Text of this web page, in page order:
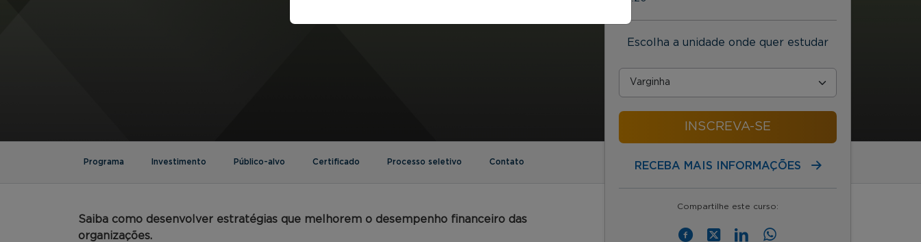
Escolha a unidade onde quer estudar
INSCREVA-SE
RECEBA MAIS INFORMAÇÕES
Compartilhe este curso:
Programa Investimento Público-alvo Certificado Processo seletivo Contato
Saiba como desenvolver estratégias que melhorem o desempenho financeiro das
organizações.